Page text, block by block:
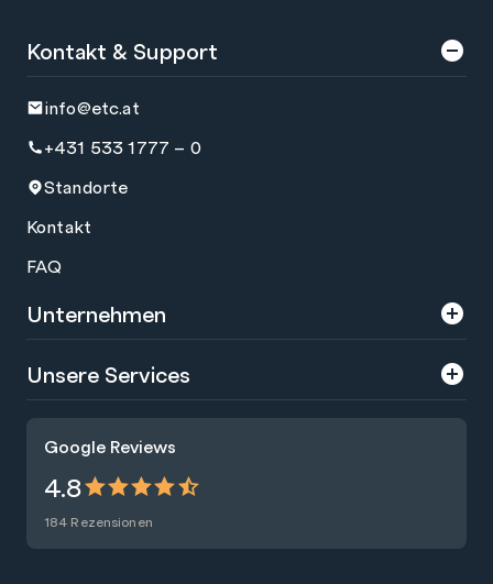
Google Reviews
4.8
184 Rezensionen
Kontakt & Support
info@etc.at
+431 533 1777 – 0
Standorte
Kontakt
FAQ
Unternehmen
Über uns
Presse
Nachhaltigkeit
Blog
Unsere Services